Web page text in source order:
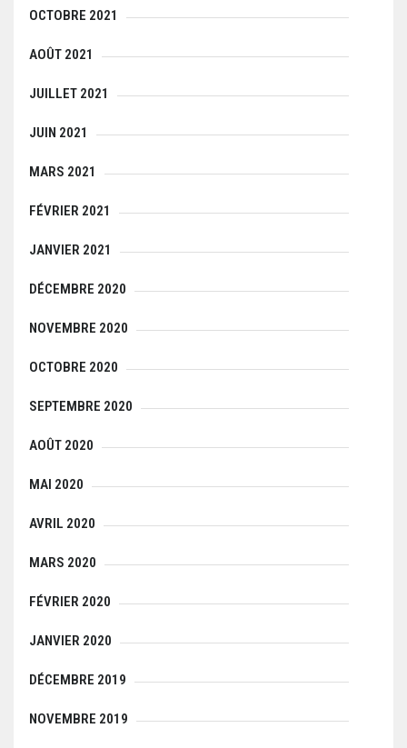
OCTOBRE 2021
AOÛT 2021
JUILLET 2021
JUIN 2021
MARS 2021
FÉVRIER 2021
JANVIER 2021
DÉCEMBRE 2020
NOVEMBRE 2020
OCTOBRE 2020
SEPTEMBRE 2020
AOÛT 2020
MAI 2020
AVRIL 2020
MARS 2020
FÉVRIER 2020
JANVIER 2020
DÉCEMBRE 2019
NOVEMBRE 2019